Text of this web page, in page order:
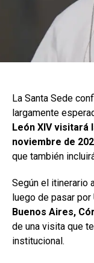
La Santa Sede
largamente
León XIV visitará
noviembre de
que también
Según el itinerario
luego de pasar
Buenos Aires,
de una visita que
institucional.